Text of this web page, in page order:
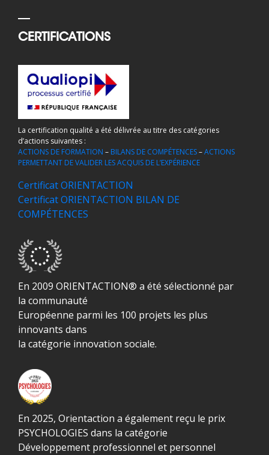
CERTIFICATIONS
La certification qualité a été délivrée au titre des catégories
d’actions suivantes :
ACTIONS DE FORMATION – BILANS DE COMPÉTENCES–ACTIONS
PERMETTANT DE VALIDER LES ACQUIS DE L’EXPÉRIENCE
Certificat ORIENTACTION
Certificat ORIENTACTION BILAN DE
COMPÉTENCES
En 2009 ORIENTACTION® a été sélectionné par
la communauté
Européenne parmi les 100 projets les plus
innovants dans
la catégorie innovation sociale.
En 2025, Orientaction a également reçu le prix
PSYCHOLOGIES dans la catégorie
Développement professionnel et personnel